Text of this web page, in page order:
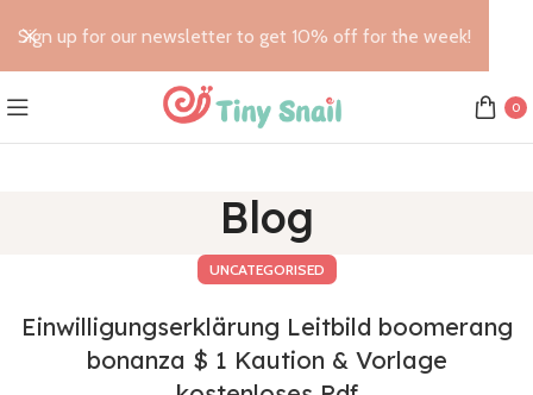
0
Blog
UNCATEGORISED
Einwilligungserklärung Leitbild boomerang
bonanza $ 1 Kaution & Vorlage
Sign up for our newsletter to get 10% off for the week!